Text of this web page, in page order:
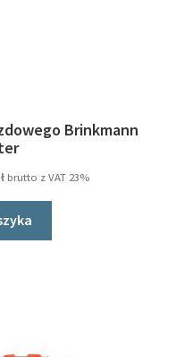
Brinkmann
brutto z VAT 23%